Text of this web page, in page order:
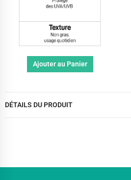
Ajouter au Panier
DÉTAILS DU PRODUIT